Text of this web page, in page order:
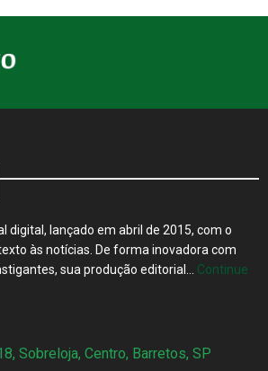
digital, lançado em abril de 2015, com o
às notícias. De forma inovadora com
sua produção editorial… Continue
Sobreloja, Centro, Barretos, SP